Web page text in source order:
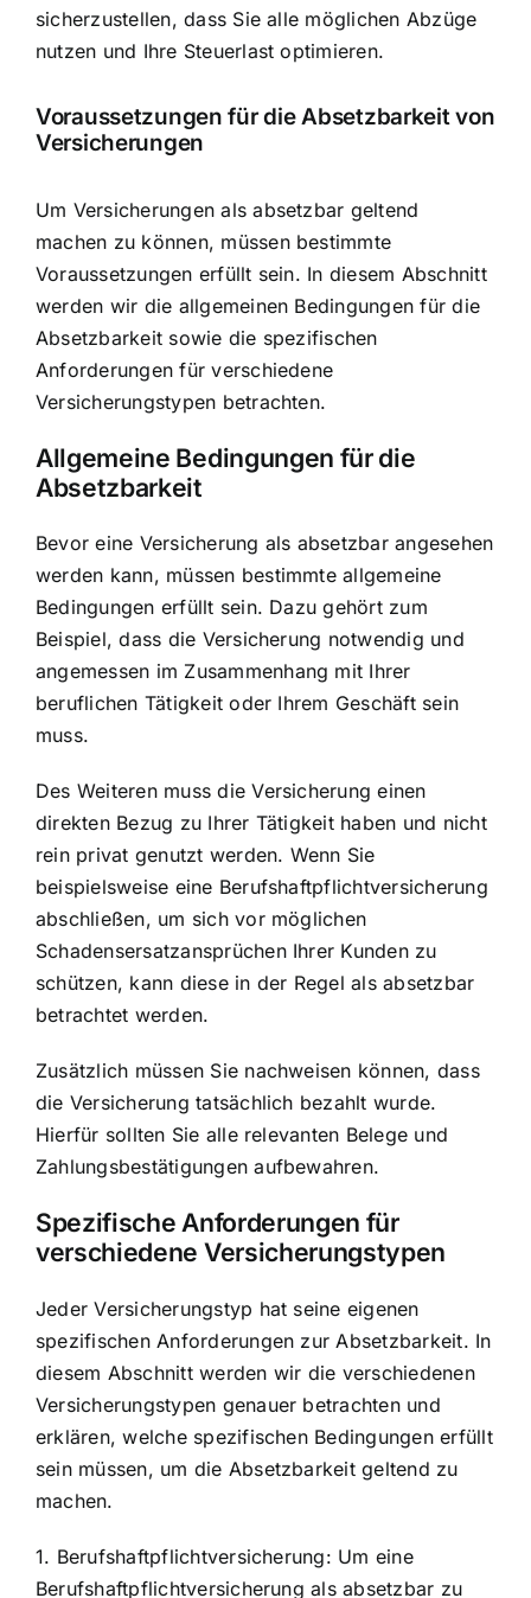
sicherzustellen, dass Sie alle möglichen Abzüge
nutzen und Ihre Steuerlast optimieren.
Voraussetzungen für die Absetzbarkeit von
Versicherungen
Um Versicherungen als absetzbar geltend
machen zu können, müssen bestimmte
Voraussetzungen erfüllt sein. In diesem Abschnitt
werden wir die allgemeinen Bedingungen für die
Absetzbarkeit sowie die spezifischen
Anforderungen für verschiedene
Versicherungstypen betrachten.
Allgemeine Bedingungen für die
Absetzbarkeit
Bevor eine Versicherung als absetzbar angesehen
werden kann, müssen bestimmte allgemeine
Bedingungen erfüllt sein. Dazu gehört zum
Beispiel, dass die Versicherung notwendig und
angemessen im Zusammenhang mit Ihrer
beruflichen Tätigkeit oder Ihrem Geschäft sein
muss.
Des Weiteren muss die Versicherung einen
direkten Bezug zu Ihrer Tätigkeit haben und nicht
rein privat genutzt werden. Wenn Sie
beispielsweise eine Berufshaftpflichtversicherung
abschließen, um sich vor möglichen
Schadensersatzansprüchen Ihrer Kunden zu
schützen, kann diese in der Regel als absetzbar
betrachtet werden.
Zusätzlich müssen Sie nachweisen können, dass
die Versicherung tatsächlich bezahlt wurde.
Hierfür sollten Sie alle relevanten Belege und
Zahlungsbestätigungen aufbewahren.
Spezifische Anforderungen für
verschiedene Versicherungstypen
Jeder Versicherungstyp hat seine eigenen
spezifischen Anforderungen zur Absetzbarkeit. In
diesem Abschnitt werden wir die verschiedenen
Versicherungstypen genauer betrachten und
erklären, welche spezifischen Bedingungen erfüllt
sein müssen, um die Absetzbarkeit geltend zu
machen.
1. Berufshaftpflichtversicherung: Um eine
Berufshaftpflichtversicherung als absetzbar zu